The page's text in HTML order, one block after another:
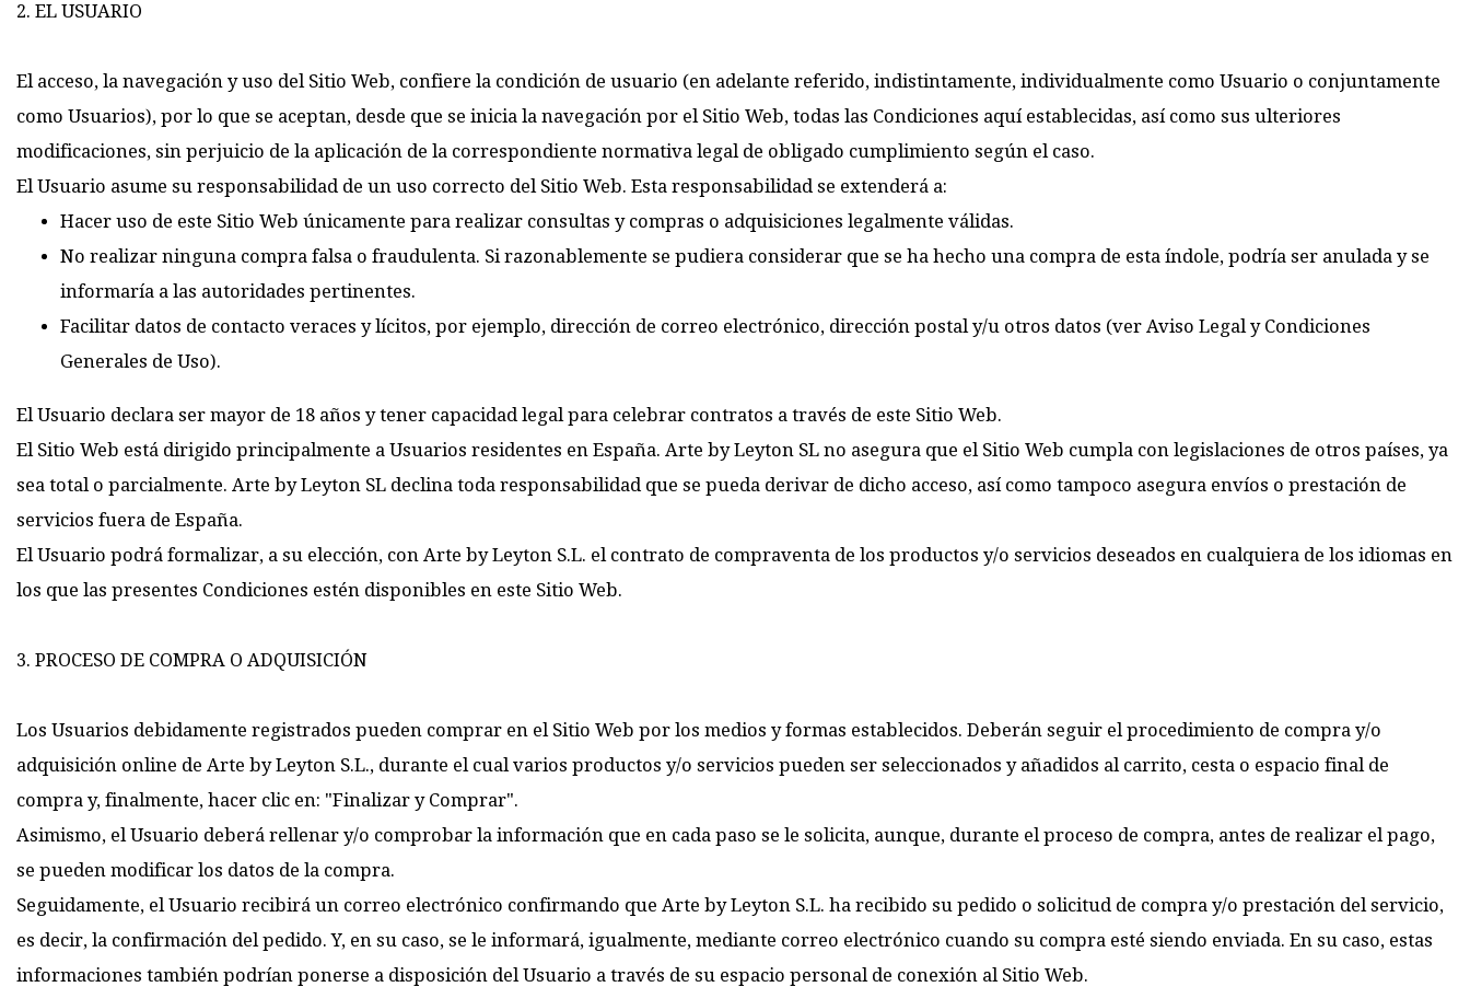
2. EL USUARIO
El acceso, la navegación y uso del Sitio Web, confiere la condición de usuario (en adelante referido, indistintamente, individualmente como Usuario o conjuntamente
como Usuarios), por lo que se aceptan, desde que se inicia la navegación por el Sitio Web, todas las Condiciones aquí establecidas, así como sus ulteriores
modificaciones, sin perjuicio de la aplicación de la correspondiente normativa legal de obligado cumplimiento según el caso.
El Usuario asume su responsabilidad de un uso correcto del Sitio Web. Esta responsabilidad se extenderá a:
Hacer uso de este Sitio Web únicamente para realizar consultas y compras o adquisiciones legalmente válidas.
No realizar ninguna compra falsa o fraudulenta. Si razonablemente se pudiera considerar que se ha hecho una compra de esta índole, podría ser anulada y se
informaría a las autoridades pertinentes.
Facilitar datos de contacto veraces y lícitos, por ejemplo, dirección de correo electrónico, dirección postal y/u otros datos (ver Aviso Legal y Condiciones
Generales de Uso).
El Usuario declara ser mayor de 18 años y tener capacidad legal para celebrar contratos a través de este Sitio Web.
El Sitio Web está dirigido principalmente a Usuarios residentes en España. Arte by Leyton SL no asegura que el Sitio Web cumpla con legislaciones de otros países, ya
sea total o parcialmente. Arte by Leyton SL declina toda responsabilidad que se pueda derivar de dicho acceso, así como tampoco asegura envíos o prestación de
servicios fuera de España.
El Usuario podrá formalizar, a su elección, con Arte by Leyton S.L. el contrato de compraventa de los productos y/o servicios deseados en cualquiera de los idiomas en
los que las presentes Condiciones estén disponibles en este Sitio Web.
3. PROCESO DE COMPRA O ADQUISICIÓN
Los Usuarios debidamente registrados pueden comprar en el Sitio Web por los medios y formas establecidos. Deberán seguir el procedimiento de compra y/o
adquisición online de Arte by Leyton S.L., durante el cual varios productos y/o servicios pueden ser seleccionados y añadidos al carrito, cesta o espacio final de
compra y, finalmente, hacer clic en: "Finalizar y Comprar".
Asimismo, el Usuario deberá rellenar y/o comprobar la información que en cada paso se le solicita, aunque, durante el proceso de compra, antes de realizar el pago,
se pueden modificar los datos de la compra.
Seguidamente, el Usuario recibirá un correo electrónico confirmando que Arte by Leyton S.L. ha recibido su pedido o solicitud de compra y/o prestación del servicio,
es decir, la confirmación del pedido. Y, en su caso, se le informará, igualmente, mediante correo electrónico cuando su compra esté siendo enviada. En su caso, estas
informaciones también podrían ponerse a disposición del Usuario a través de su espacio personal de conexión al Sitio Web.